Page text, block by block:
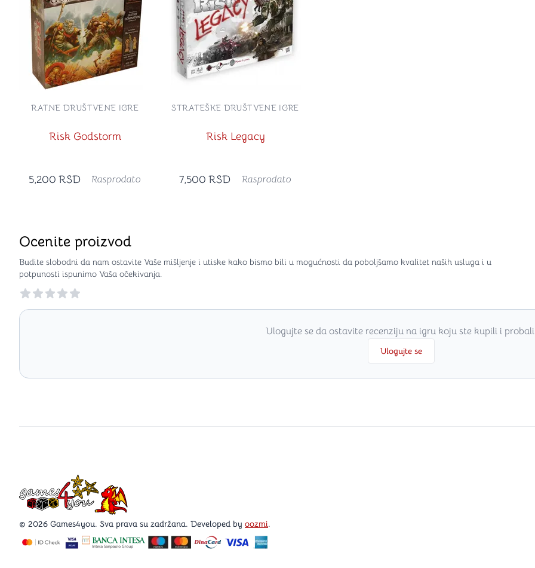
Risk Godstorm
RATNE DRUŠTVENE IGRE
5,200 RSD Rasprodato
Risk Legacy
STRATEŠKE DRUŠTVENE IGRE
7,500 RSD Rasprodato
Ocenite proizvod
Budite slobodni da nam ostavite Vaše mišljenje i utiske kako bismo bili u mogućnosti da poboljšamo kvalitet naših usluga i u
potpunosti ispunimo Vaša očekivanja.
Reviews
Ulogujte se da ostavite recenziju na igru koju ste kupili i
Ulogujte se
Games4you logo
© 2026 Games4you. Sva prava su zadržana. Developed by oozmi.